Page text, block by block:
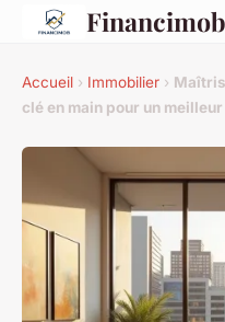
Financimob
Accueil › Immobilier ›
clé en main pour un